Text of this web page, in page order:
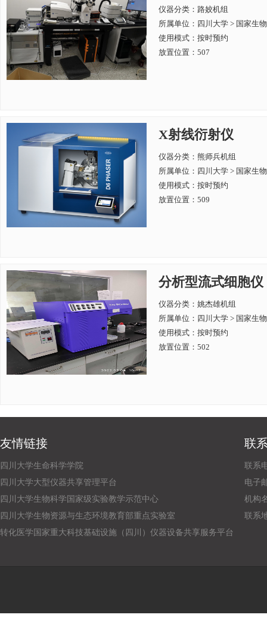
仪器分类：路姣机组
所属单位： 四川大学 > 国家生
使用模式：按时预约
放置位置：507
X射线衍射仪
仪器分类：熊师兵机组
所属单位： 四川大学 > 国家生
使用模式：按时预约
放置位置：509
分析型流式细胞仪
仪器分类：姚杰雄机组
所属单位： 四川大学 > 国家生
使用模式：按时预约
放置位置：502
友情链接
四川大学生命科学学院
四川大学大型仪器共享管理平台
四川大学生物科学国家级实验教学示范中心
四川大学生物资源与生态环境教育部重点实验室
转化医学国家重大科技基础设施（四川）仪器设备共享服务平台
联
联系
电子
机构
联系